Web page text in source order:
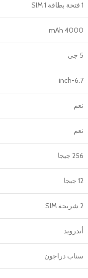
1 فتحة بطاقة SIM 1
4000 mAh
5 جي
6.7-inch
نعم
نعم
256 جيجا
12 جيجا
2 شريحة SIM
أندرويد
سناب دراجون